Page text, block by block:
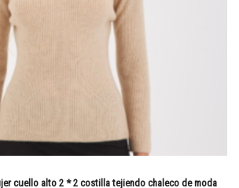
cuello alto 2 * 2 costilla tejiendo chaleco de moda